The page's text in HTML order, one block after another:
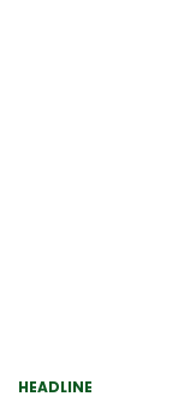
HEADLINE